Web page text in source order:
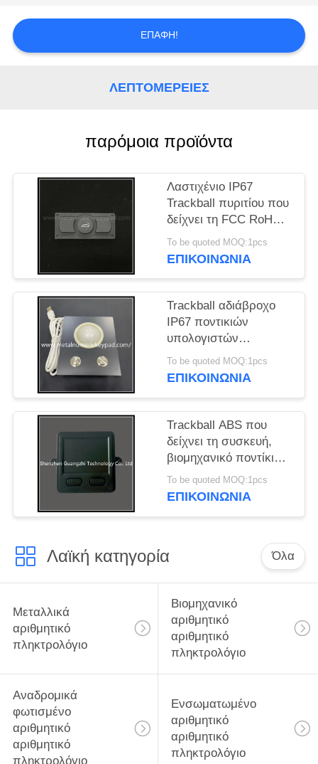
ΈΝΑ
ΑΠΌΣΠΑΣΜΑ
PRIVACY
ΕΠΑΦΉ!
ΛΕΠΤΟΜΈΡΕΙΕΣ
παρόμοια προϊόντα
Λαστιχένιο IP67
Trackball πυριτίου που
δείχνει τη FCC RoHS
CE συσκευών
εγκεκριμένο
To be quoted MOQ:1pcs
ΕΠΙΚΟΙΝΩΝΊΑ
Trackball αδιάβροχο
IP67 ποντικιών
υπολογιστών
μετάλλων Positioner
ποντικιών μετάλλων
To be quoted MOQ:1pcs
ΕΠΙΚΟΙΝΩΝΊΑ
Trackball ABS που
δείχνει τη συσκευή,
βιομηχανικό ποντίκι
οθόνης αφής για το
τερματικό
To be quoted MOQ:1pcs
ΕΠΙΚΟΙΝΩΝΊΑ
Λαϊκή κατηγορία Όλα
Μεταλλικά
αριθμητικό
πληκτρολόγιο
Βιομηχανικό
αριθμητικό
αριθμητικό
πληκτρολόγιο
Αναδρομικά
φωτισμένο
αριθμητικό
αριθμητικό
πληκτρολόγιο
Ενσωματωμένο
αριθμητικό
αριθμητικό
πληκτρολόγιο